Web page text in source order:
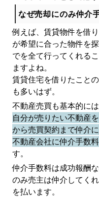
なぜ売却にのみ仲介
例えば、賃貸物件を借
が希望に合った物件を
でを全て行ってくれる
ますよね。
賃貸住宅を借りたこと
も多いはず。
不動産売買も基本的には
自分が売りたい不動産
から売買契約まで仲介
不動産会社に仲介手数
す。
仲介手数料は成功報酬
のみ売主は仲介してく
を払います。